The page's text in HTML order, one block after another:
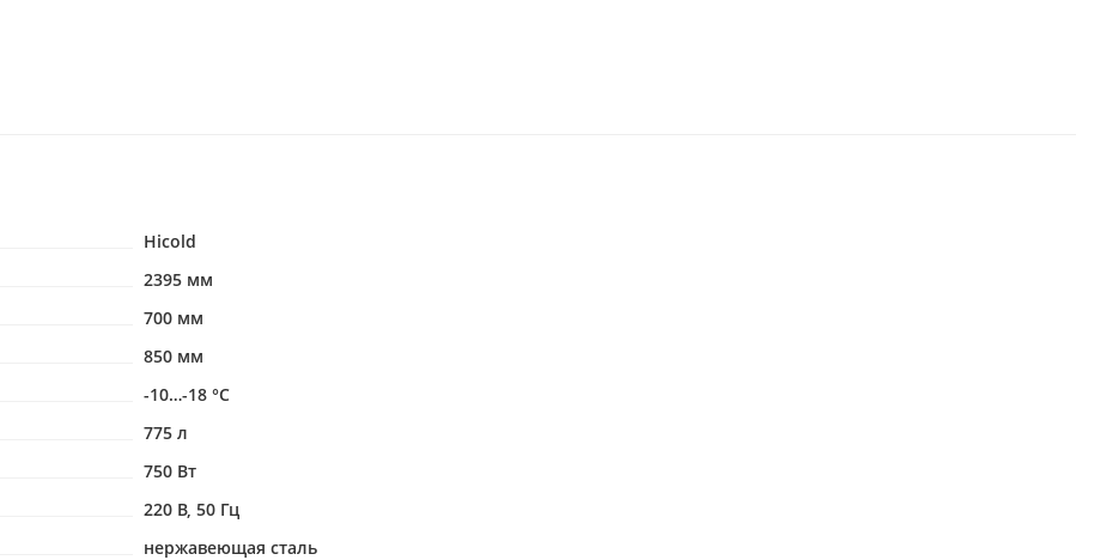
Hicold
2395 мм
700 мм
850 мм
-10…-18 °С
775 л
750 Вт
220 В, 50 Гц
нержавеющая сталь